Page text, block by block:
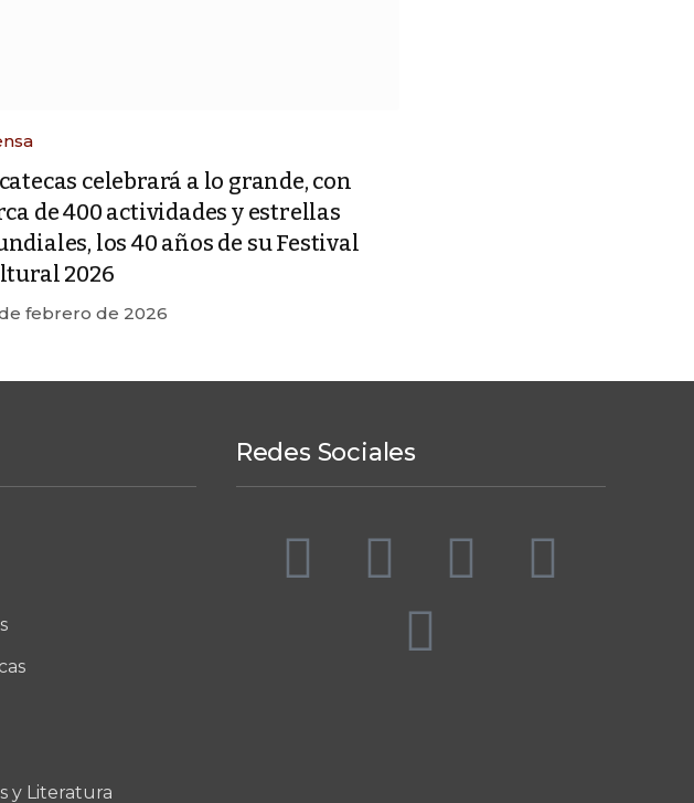
celebrará a lo grande, con
de 400 actividades y estrellas
los 40 años de su Festival
2026
febrero de 2026
y Literatura
Redes Sociales